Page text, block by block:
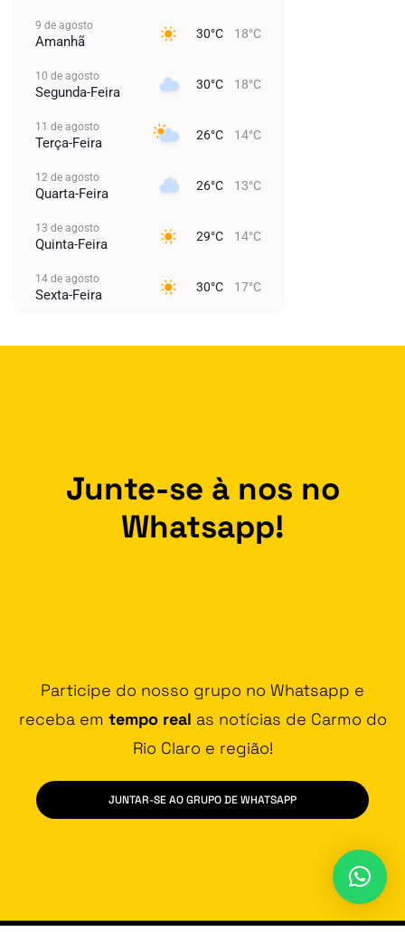
9 de agosto
Amanhã 30°C 18°C
10 de agosto
Segunda-Feira 30°C 18°C
11 de agosto
Terça-Feira 26°C 14°C
12 de agosto
Quarta-Feira 26°C 13°C
13 de agosto
Quinta-Feira 29°C 14°C
14 de agosto
Sexta-Feira 30°C 17°C
Junte-se à nos no
Whatsapp!
Participe do nosso grupo no Whatsapp e
receba em tempo real as notícias de Carmo do
Rio Claro e região!
JUNTAR-SE AO GRUPO DE WHATSAPP